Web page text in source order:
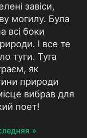
завіси,
могилу. Була
всі боки
І все те
туги. Туга
як
природи
вибрав для
поет!
»